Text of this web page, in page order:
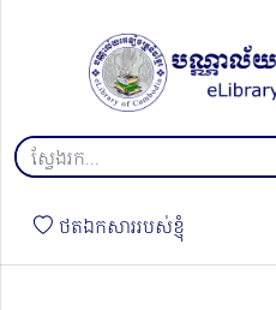
ថតឯកសាររបស់ខ្ញុំ